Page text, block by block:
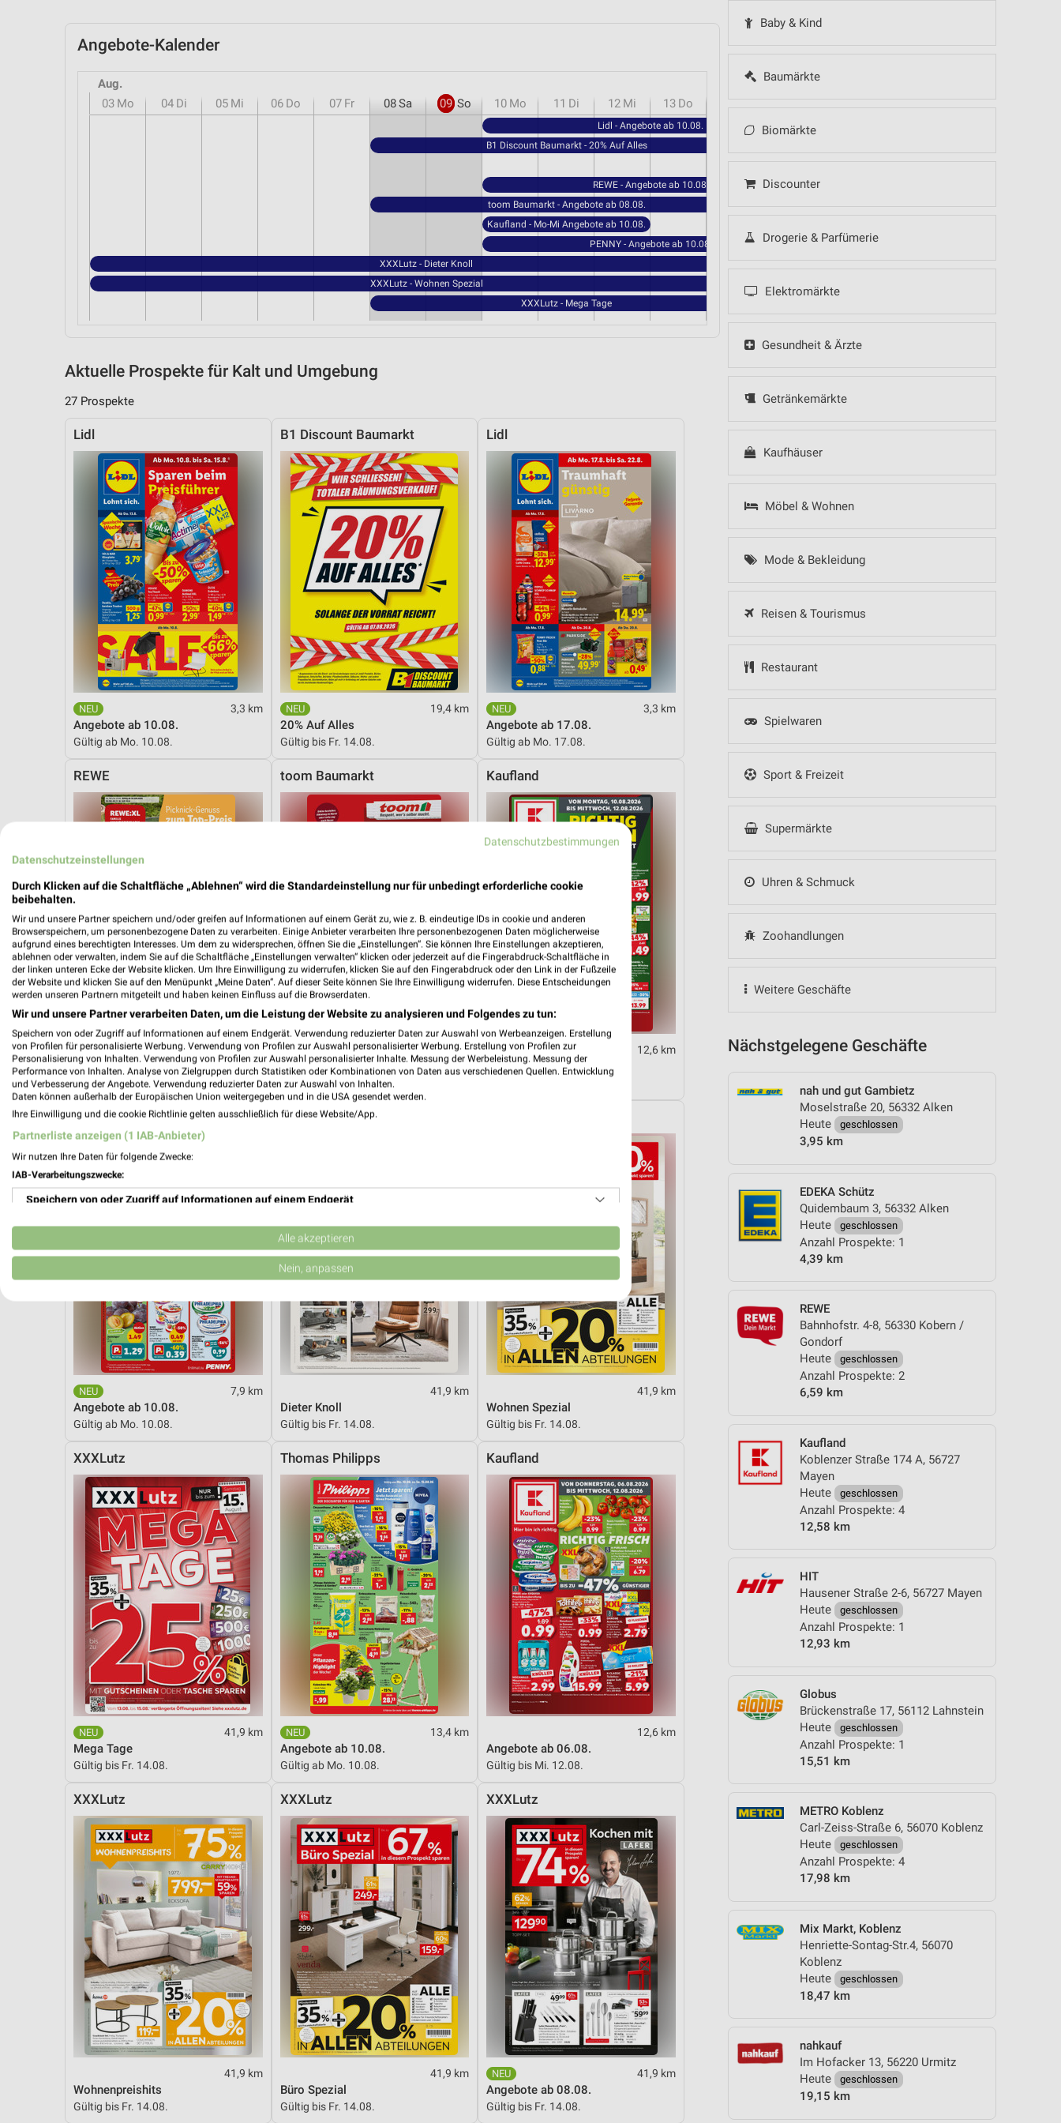
Baby & Kind
Baumärkte
Biomärkte
Discounter
Drogerie & Parfümerie
Elektromärkte
Gesundheit & Ärzte
Getränkemärkte
Kaufhäuser
Möbel & Wohnen
Mode & Bekleidung
Reisen & Tourismus
Restaurant
Spielwaren
Sport & Freizeit
Supermärkte
Uhren & Schmuck
Zoohandlungen
Weitere Geschäfte
Nächstgelegene Geschäfte
nah und gut Gambietz
Moselstraße 20, 56332 Alken
Heute
geschlossen
3,95 km
EDEKA Schütz
Quidembaum 3, 56332 Alken
Heute
geschlossen
Anzahl Prospekte: 1
4,39 km
REWE
Bahnhofstr. 4-8, 56330 Kobern /
Gondorf
Heute
geschlossen
Anzahl Prospekte: 2
6,59 km
Kaufland
Koblenzer Straße 174 A, 56727
Mayen
Heute
geschlossen
Anzahl Prospekte: 4
12,58 km
HIT
Hausener Straße 2-6, 56727 Mayen
Heute
geschlossen
Anzahl Prospekte: 1
12,93 km
Globus
Brückenstraße 17, 56112 Lahnstein
Heute
geschlossen
Anzahl Prospekte: 1
15,51 km
METRO Koblenz
Carl-Zeiss-Straße 6, 56070 Koblenz
Heute
geschlossen
Anzahl Prospekte: 4
17,98 km
Mix Markt, Koblenz
Henriette-Sontag-Str.4, 56070
Koblenz
Heute
geschlossen
18,47 km
nahkauf
Im Hofacker 13, 56220 Urmitz
Heute
geschlossen
19,15 km
Angebote-Kalender
Aug.
03 Mo 04 Di 05 Mi 06 Do 07 Fr 08Sa 09 So 10 Mo 11 Di 12 Mi 13 Do
Lidl - Angebote ab 10.08.
B1 Discount Baumarkt - 20% Auf Alles
REWE - Angebote ab 10.08.
toom Baumarkt - Angebote ab 08.08.
Kaufland - Mo-Mi Angebote ab 10.08.
PENNY - Angebote ab 10.08.
XXXLutz - Dieter Knoll
XXXLutz - Wohnen Spezial
XXXLutz - Mega Tage
Aktuelle Prospekte für Kalt und Umgebung
27 Prospekte
Lidl
3,3 km
Angebote ab 10.08.
Gültig ab Mo. 10.08.
B1 Discount Baumarkt
19,4 km
20% Auf Alles
Gültig bis Fr. 14.08.
Lidl
3,3 km
Angebote ab 17.08.
Gültig ab Mo. 17.08.
REWE
6,6 km
Angebote ab 10.08.
Gültig ab Mo. 10.08.
toom Baumarkt
35,1 km
Angebote ab 08.08.
Gültig bis Fr. 14.08.
Kaufland
12,6 km
Mo-Mi Angebote ab 10.08.
PENNY
7,9 km
Angebote ab 10.08.
Gültig ab Mo. 10.08.
XXXLutz
41,9 km
Dieter Knoll
Gültig bis Fr. 14.08.
41,9 km
Wohnen Spezial
Gültig bis Fr. 14.08.
XXXLutz
41,9 km
Mega Tage
Gültig bis Fr. 14.08.
Thomas Philipps
13,4 km
Angebote ab 10.08.
Gültig ab Mo. 10.08.
Kaufland
12,6 km
Angebote ab 06.08.
Gültig bis Mi. 12.08.
XXXLutz
41,9 km
Wohnenpreishits
Gültig bis Fr. 14.08.
XXXLutz
41,9 km
Büro Spezial
Gültig bis Fr. 14.08.
XXXLutz
41,9 km
Angebote ab 08.08.
Gültig bis Fr. 14.08.
Datenschutzbestimmungen
Datenschutzeinstellungen
Durch Klicken auf die Schaltfläche „Ablehnen“ wird die Standardeinstellung nur für unbedingt erforderliche cookie
beibehalten.
Wir und unsere Partner speichern und/oder greifen auf Informationen auf einem Gerät zu, wie z. B. eindeutige IDs in cookie und anderen
Browserspeichern, um personenbezogene Daten zu verarbeiten. Einige Anbieter verarbeiten Ihre personenbezogenen Daten möglicherweise
aufgrund eines berechtigten Interesses. Um dem zu widersprechen, öffnen Sie die „Einstellungen“. Sie können Ihre Einstellungen akzeptieren,
ablehnen oder verwalten, indem Sie auf die Schaltfläche „Einstellungen verwalten“ klicken oder jederzeit auf die Fingerabdruck-Schaltfläche in
der linken unteren Ecke der Website klicken. Um Ihre Einwilligung zu widerrufen, klicken Sie auf den Fingerabdruck oder den Link in der Fußzeile
der Website und klicken Sie auf den Menüpunkt „Meine Daten“. Auf dieser Seite können Sie Ihre Einwilligung widerrufen. Diese Entscheidungen
werden unseren Partnern mitgeteilt und haben keinen Einfluss auf die Browserdaten.
Wir und unsere Partner verarbeiten Daten, um die Leistung der Website zu analysieren und Folgendes zu tun:
Speichern von oder Zugriff auf Informationen auf einem Endgerät. Verwendung reduzierter Daten zur Auswahl von Werbeanzeigen. Erstellung
von Profilen für personalisierte Werbung. Verwendung von Profilen zur Auswahl personalisierter Werbung. Erstellung von Profilen zur
Personalisierung von Inhalten. Verwendung von Profilen zur Auswahl personalisierter Inhalte. Messung der Werbeleistung. Messung der
Performance von Inhalten. Analyse von Zielgruppen durch Statistiken oder Kombinationen von Daten aus verschiedenen Quellen. Entwicklung
und Verbesserung der Angebote. Verwendung reduzierter Daten zur Auswahl von Inhalten.
Daten können außerhalb der Europäischen Union weitergegeben und in die USA gesendet werden.
Ihre Einwilligung und die cookie Richtlinie gelten ausschließlich für diese Website/App.
Partnerliste anzeigen (1 IAB-Anbieter)
Wir nutzen Ihre Daten für folgende Zwecke:
IAB-Verarbeitungszwecke:
Speichern von oder Zugriff auf Informationen auf einem Endgerät
Verwendung reduzierter Daten zur Auswahl von Werbeanzeigen
Erstellung von Profilen für personalisierte Werbung
Erstellung von Profilen zur Personalisierung von Inhalten
Verwendung von Profilen zur Auswahl personalisierter Inhalte
Messung der Werbeleistung
Messung der Performance von Inhalten
Analyse von Zielgruppen durch Statistiken oder Kombinationen von Daten aus verschiedenen
Entwicklung und Verbesserung der Angebote
Verwendung reduzierter Daten zur Auswahl von Inhalten
IAB-Besonderheiten:
Verwendung genauer Standortdaten
Geräte anhand von aktiv angeforderten Informationen identifizieren
Nicht-IAB-Verarbeitungszwecke:
Performance
Funktional
Alle akzeptieren
Nein, anpassen